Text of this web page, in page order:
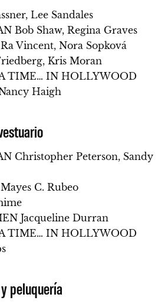
Lee Sandales
Bob Shaw, Regina Graves
Vincent, Nora Sopková
Kris Moran
TIME… IN HOLLYWOOD
Haigh
Christopher Peterson, Sandy
C. Rubeo
Jacqueline Durran
TIME… IN HOLLYWOOD
peluquería